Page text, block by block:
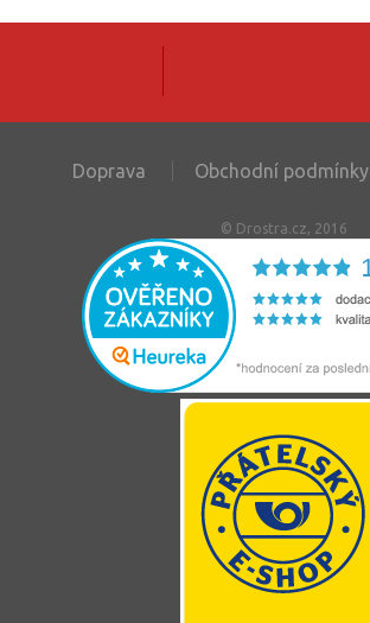
Doprava Obchodní podmínky
© Drostra.cz, 2016